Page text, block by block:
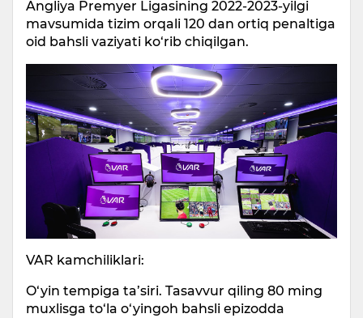
Angliya Premyer Ligasining 2022-2023-yilgi
mavsumida tizim orqali 120 dan ortiq penaltiga
oid bahsli vaziyati ko‘rib chiqilgan.
VAR kamchiliklari:
O‘yin tempiga ta’siri. Tasavvur qiling 80 ming
muxlisga to‘la o‘yingoh bahsli epizodda